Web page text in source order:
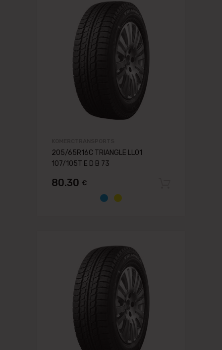
205/65R16C TRIANGLE LL01
107/105T E D B 73
80.30 €